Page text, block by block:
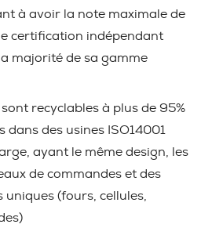
à avoir la note maximale de
certification indépendant
majorité de sa gamme
sont recyclables à plus de 95%
dans des usines ISO14001
ayant le même design, les
de commandes et des
(fours, cellules,